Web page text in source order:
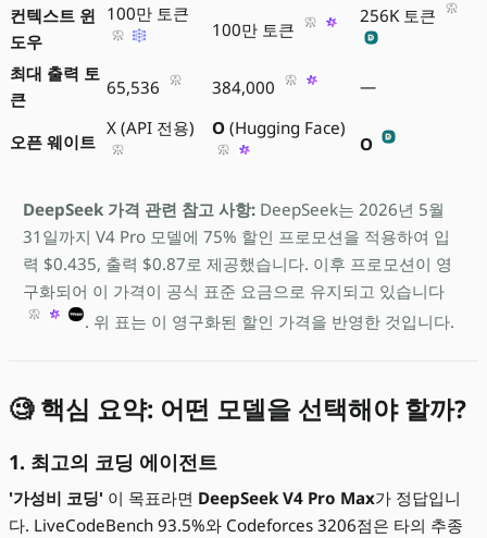
컨텍스트 윈
도우
100만 토큰
100만 토큰
256K 토큰
최대 출력 토
큰
65,536 384,000 —
오픈 웨이트
X (API 전용) O (Hugging Face)
O
DeepSeek 가격 관련 참고 사항:DeepSeek는 2026년 5월
31일까지 V4 Pro 모델에 75% 할인 프로모션을 적용하여 입
력 $0.435, 출력 $0.87로 제공했습니다. 이후 프로모션이 영
구화되어 이 가격이 공식 표준 요금으로 유지되고 있습니다
. 위 표는 이 영구화된 할인 가격을 반영한 것입니다.
🧐 핵심 요약: 어떤 모델을 선택해야 할까?
1. 최고의 코딩 에이전트
'가성비 코딩' 이 목표라면 DeepSeek V4 Pro Max가 정답입니
다. LiveCodeBench 93.5%와 Codeforces 3206점은 타의 추종